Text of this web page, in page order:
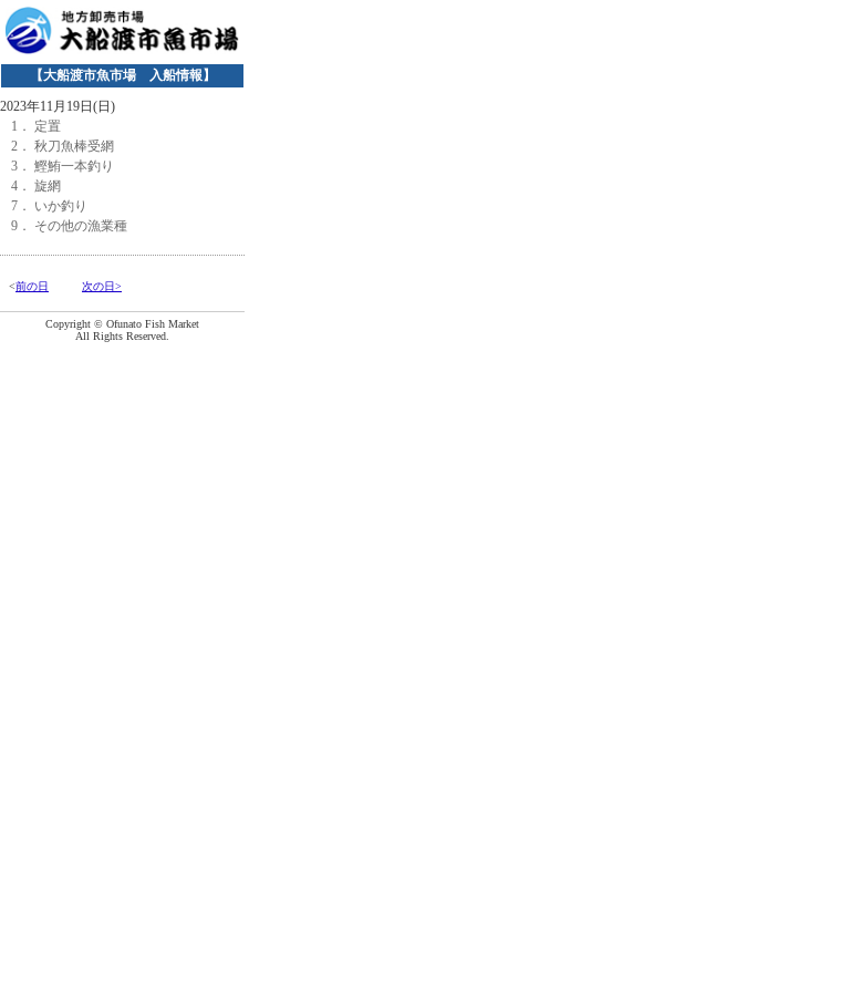
【大船渡市魚市場 入船情報】
2023年11月19日(日)
1． 定置
2． 秋刀魚棒受網
3． 鰹鮪一本釣り
4． 旋網
7． いか釣り
9． その他の漁業種
<前の日 次の日>
Copyright © Ofunato Fish Market
All Rights Reserved.